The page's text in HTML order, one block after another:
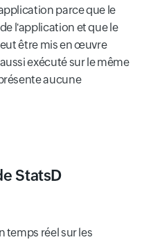
parce que le
l'application et que le
être mis en œuvre
exécuté sur le même
aucune
StatsD
temps réel sur les